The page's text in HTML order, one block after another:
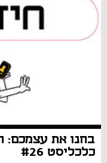
בחנו את עצמכם:
כלכליסט #26